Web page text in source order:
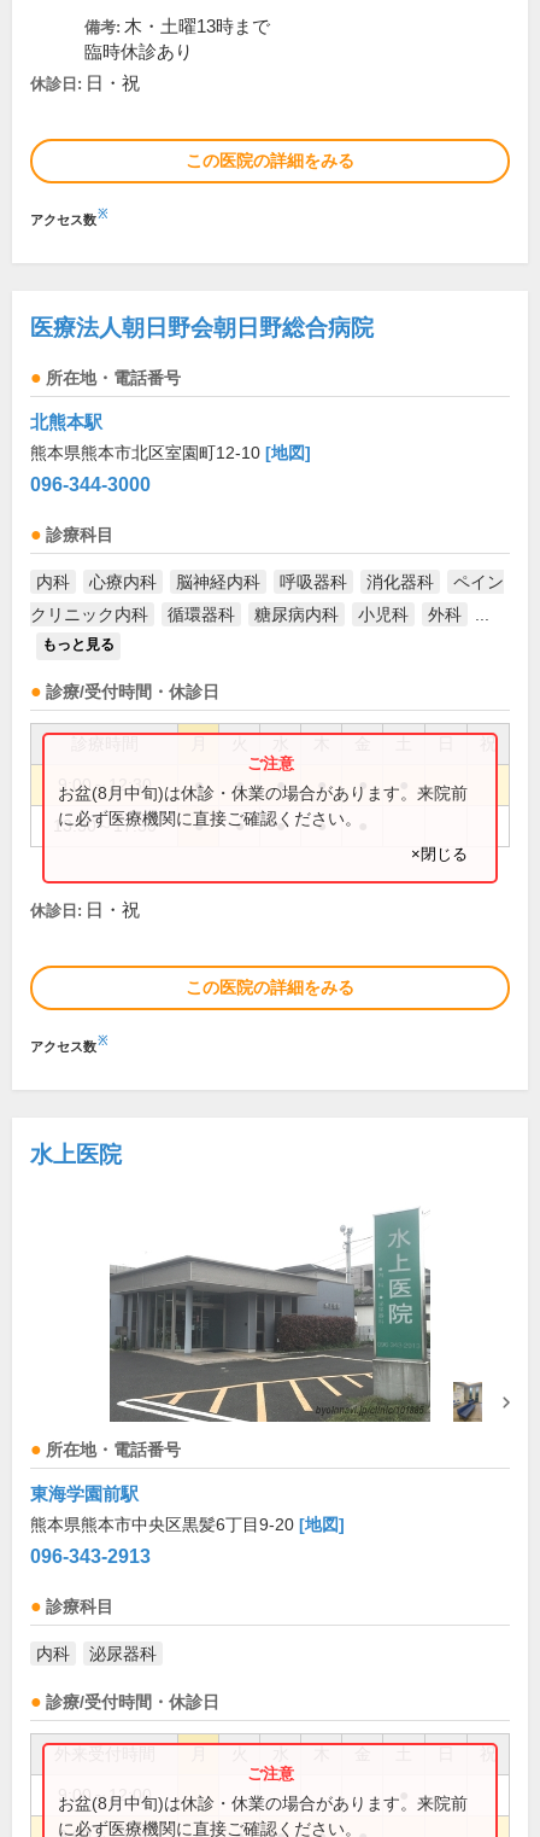
備考: 木・土曜13時まで
臨時休診あり
休診日: 日・祝
この医院の詳細をみる
アクセス数※
医療法人朝日野会朝日野総合病院
所在地・電話番号
北熊本駅
熊本県熊本市北区室園町12-10 [地図]
096-344-3000
診療科目
内科 心療内科 脳神経内科 呼吸器科 消化器科
ペイン
クリニック内科
循環器科 糖尿病内科 小児科 外科
もっと見る
診療/受付時間・休診日
祝
9:00～12:30 ● ● ● ● ●
13:30～17:30 ● ● ● ●
お盆(8月中旬)は休診・休業の場合があります。来院前
に必ず医療機関に直接ご確認ください。
×閉じる
休診日: 日・祝
この医院の詳細をみる
アクセス数※
水上医院
所在地・電話番号
東海学園前駅
熊本県熊本市中央区黒髪6丁目9-20 [地図]
096-343-2913
診療科目
内科 泌尿器科
診療/受付時間・休診日
祝
9:00～12:00
お盆(8月中旬)は休診・休業の場合があります。来院前
に必ず医療機関に直接ご確認ください。